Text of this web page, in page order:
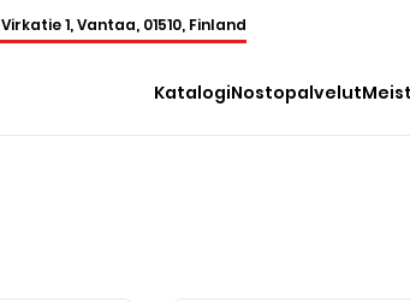
Virkatie 1, Vantaa, 01510, Finland
KatalogiNostopalvelut